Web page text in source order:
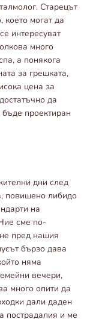
Старецът
могат да
интересуват
много
а понякога
за грешката,
цена за
да
проектиран
дни след
повишено либидо
на
сме по-
пред нашия
бързо дава
няма
вечери,
много опити да
дали даден
пострадалия и ме